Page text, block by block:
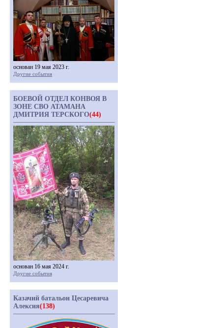
основан 19 мая 2023 г.
Другие события
БОЕВОЙ ОТДЕЛ КОНВОЯ В
ЗОНЕ СВО АТАМАНА
ДМИТРИЯ ТЕРСКОГО(44)
основан 16 мая 2024 г.
Другие события
Казачий батальон Цесаревича
Алексия(138)